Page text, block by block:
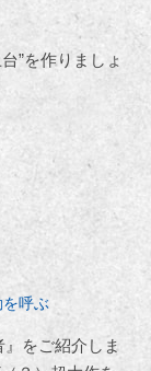
”を作りましょ
呼ぶ
をご紹介しま